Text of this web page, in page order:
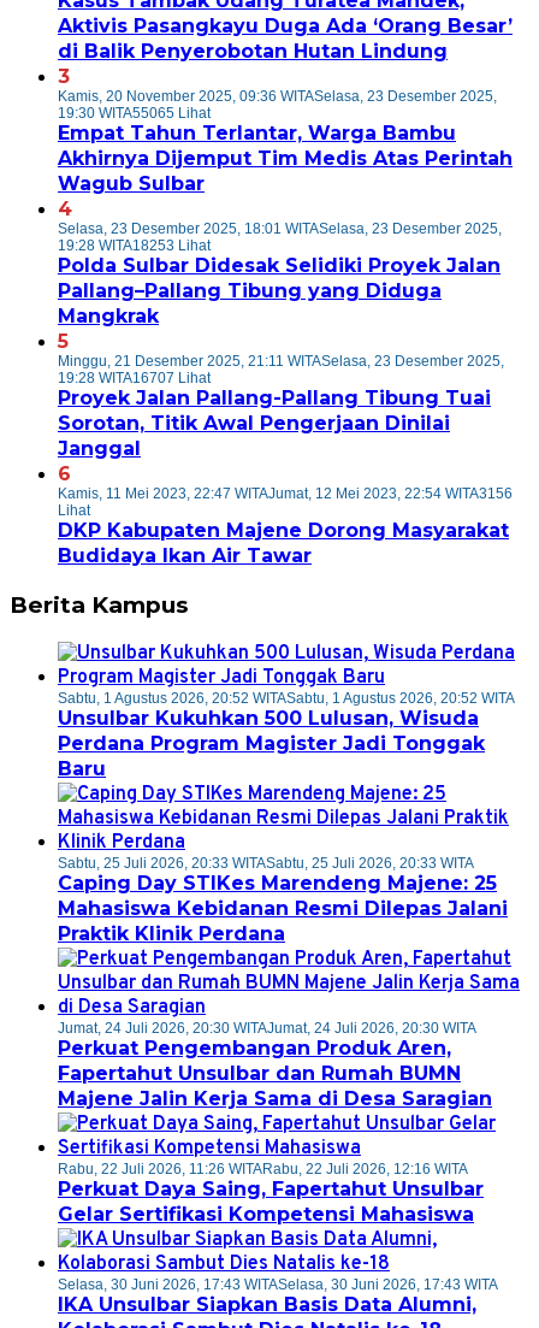
Aktivis Pasangkayu Duga Ada ‘Orang Besar’
di Balik Penyerobotan Hutan Lindung
3
Kamis, 20 November 2025, 09:36 WITASelasa, 23 Desember 2025,
19:30 WITA55065 Lihat
Empat Tahun Terlantar, Warga Bambu
Akhirnya Dijemput Tim Medis Atas Perintah
Wagub Sulbar
4
Selasa, 23 Desember 2025, 18:01 WITASelasa, 23 Desember 2025,
19:28 WITA18253 Lihat
Polda Sulbar Didesak Selidiki Proyek Jalan
Pallang–Pallang Tibung yang Diduga
Mangkrak
5
Minggu, 21 Desember 2025, 21:11 WITASelasa, 23 Desember 2025,
19:28 WITA16707 Lihat
Proyek Jalan Pallang-Pallang Tibung Tuai
Sorotan, Titik Awal Pengerjaan Dinilai
Janggal
6
Kamis, 11 Mei 2023, 22:47 WITAJumat, 12 Mei 2023, 22:54 WITA3156
Lihat
DKP Kabupaten Majene Dorong Masyarakat
Budidaya Ikan Air Tawar
Berita Kampus
Sabtu, 1 Agustus 2026, 20:52 WITASabtu, 1 Agustus 2026, 20:52 WITA
Unsulbar Kukuhkan 500 Lulusan, Wisuda
Perdana Program Magister Jadi Tonggak
Baru
Sabtu, 25 Juli 2026, 20:33 WITASabtu, 25 Juli 2026, 20:33 WITA
Caping Day STIKes Marendeng Majene: 25
Mahasiswa Kebidanan Resmi Dilepas Jalani
Praktik Klinik Perdana
Jumat, 24 Juli 2026, 20:30 WITAJumat, 24 Juli 2026, 20:30 WITA
Perkuat Pengembangan Produk Aren,
Fapertahut Unsulbar dan Rumah BUMN
Majene Jalin Kerja Sama di Desa Saragian
Rabu, 22 Juli 2026, 11:26 WITARabu, 22 Juli 2026, 12:16 WITA
Perkuat Daya Saing, Fapertahut Unsulbar
Gelar Sertifikasi Kompetensi Mahasiswa
Selasa, 30 Juni 2026, 17:43 WITASelasa, 30 Juni 2026, 17:43 WITA
IKA Unsulbar Siapkan Basis Data Alumni,